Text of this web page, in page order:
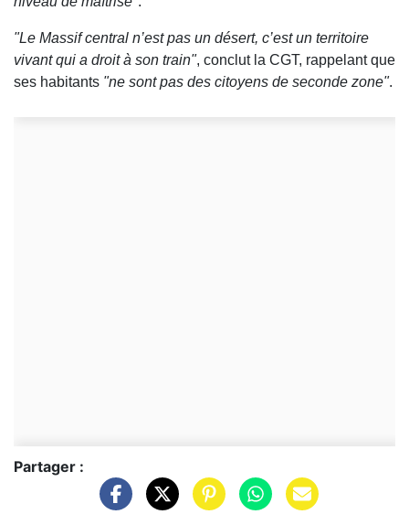
"Le Massif central n’est pas un désert, c’est un territoire
vivant qui a droit à son train", conclut la CGT, rappelant que
ses habitants "ne sont pas des citoyens de seconde zone".
Partager :